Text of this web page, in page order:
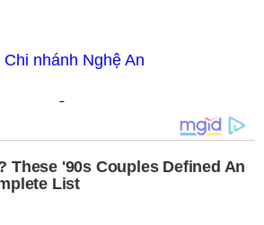
Chi nhánh Nghệ An